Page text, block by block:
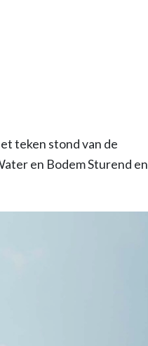
teken stond van de
en Bodem Sturend en